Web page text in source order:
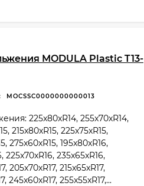
MODULA Plastic T13-
MOCSSC0000000000013
225x80xR14, 255x70xR14,
215x80xR15, 225x75xR15,
275x60xR15, 195x80xR16,
225x70xR16, 235x65xR16,
205x70xR17, 215x65xR17,
245x60xR17, 255x55xR17,...